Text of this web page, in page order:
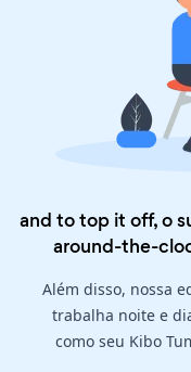
and to top it off, o
around-the-
Além disso, nossa
trabalha noite e
como seu Kibo